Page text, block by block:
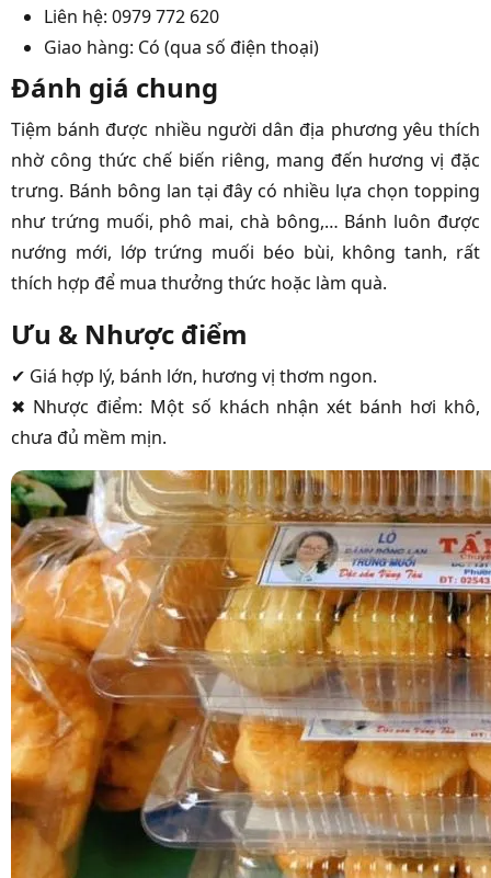
Liên hệ: 0979 772 620
Giao hàng: Có (qua số điện thoại)
Đánh giá chung
Tiệm bánh được nhiều người dân địa phương yêu thích
nhờ công thức chế biến riêng, mang đến hương vị đặc
trưng. Bánh bông lan tại đây có nhiều lựa chọn topping
như trứng muối, phô mai, chà bông,… Bánh luôn được
nướng mới, lớp trứng muối béo bùi, không tanh, rất
thích hợp để mua thưởng thức hoặc làm quà.
Ưu & Nhược điểm
✔ Giá hợp lý, bánh lớn, hương vị thơm ngon.
✖ Nhược điểm: Một số khách nhận xét bánh hơi khô,
chưa đủ mềm mịn.